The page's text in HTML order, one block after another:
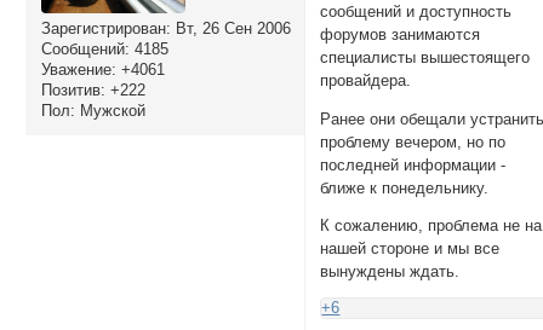
Зарегистрирован: Вт, 26 Сен 2006
Сообщений: 4185
Уважение: +4061
Позитив: +222
Пол: Мужской
сообщений и доступность
форумов занимаются
специалисты вышестоящего
провайдера.
Ранее они обещали
проблему вечером, но по
последней информации -
ближе к понедельнику.
К сожалению, проблема не на
нашей стороне и мы все
вынуждены ждать.
+6